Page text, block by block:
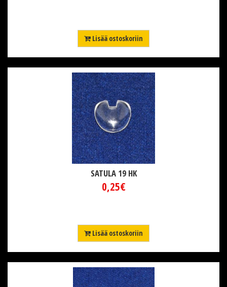
Lisää ostoskoriin
SATULA 19 HK
0,25€
Lisää ostoskoriin